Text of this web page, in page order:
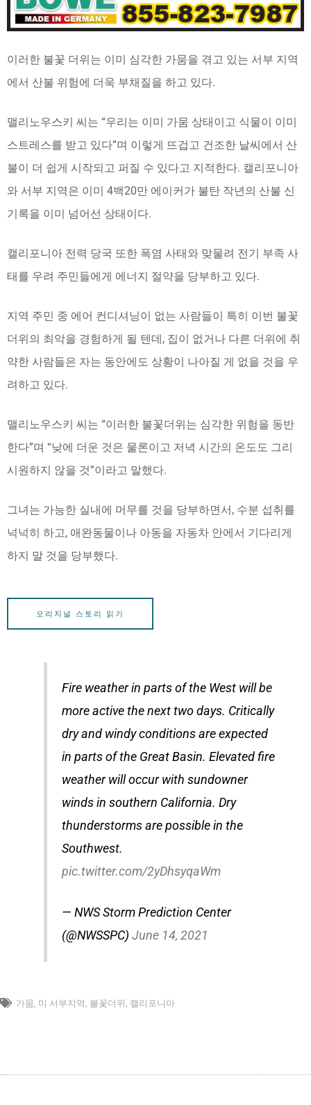
이러한 불꽃 더위는 이미 심각한 가뭄을 겪고 있는 서부 지역
에서 산불 위험에 더욱 부채질을 하고 있다.
맬리노우스키 씨는 “우리는 이미 가뭄 상태이고 식물이 이미
스트레스를 받고 있다”며 이렇게 뜨겁고 건조한 날씨에서 산
불이 더 쉽게 시작되고 퍼질 수 있다고 지적한다. 캘리포니아
와 서부 지역은 이미 4백20만 에이커가 불탄 작년의 산불 신
기록을 이미 넘어선 상태이다.
캘리포니아 전력 당국 또한 폭염 사태와 맞물려 전기 부족 사
태를 우려 주민들에게 에너지 절약을 당부하고 있다.
지역 주민 중 에어 컨디셔닝이 없는 사람들이 특히 이번 불꽃
더위의 최악을 경험하게 될 텐데, 집이 없거나 다른 더위에 취
약한 사람들은 자는 동안에도 상황이 나아질 게 없을 것을 우
려하고 있다.
맬리노우스키 씨는 “이러한 불꽃더위는 심각한 위험을 동반
한다”며 “낮에 더운 것은 물론이고 저녁 시간의 온도도 그리
시원하지 않을 것”이라고 말했다.
그녀는 가능한 실내에 머무를 것을 당부하면서, 수분 섭취를
넉넉히 하고, 애완동물이나 아동을 자동차 안에서 기다리게
하지 말 것을 당부했다.
오리지널 스토리 읽기
Fire weather in parts of the West will be
more active the next two days. Critically
dry and windy conditions are expected
in parts of the Great Basin. Elevated fire
weather will occur with sundowner
winds in southern California. Dry
thunderstorms are possible in the
Southwest.
pic.twitter.com/2yDhsyqaWm
— NWS Storm Prediction Center
(@NWSSPC) June 14, 2021
가뭄 미 서부지역 불꽃더위 캘리포니아